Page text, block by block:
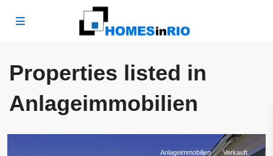
Properties listed in
Anlageimmobilien
Copacabana,
de
Anlageimmobilien Verkauft